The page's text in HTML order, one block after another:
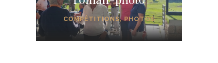
COMPÉTITIONS,PHOTOS